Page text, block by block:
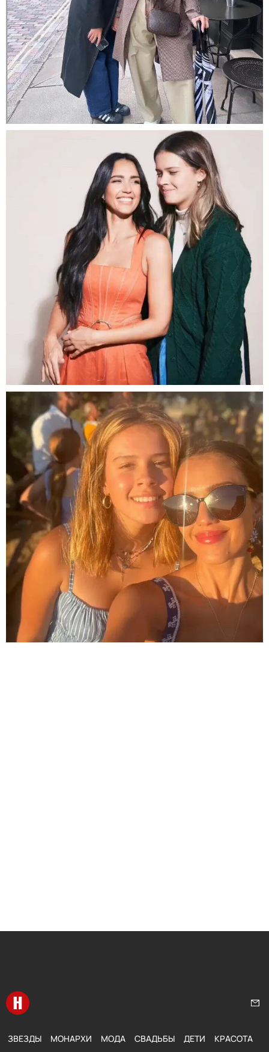
Перейти на главную
ЗВЕЗДЫ МОНАРХИ МОДА СВАДЬБЫ ДЕТИ КРАСОТА